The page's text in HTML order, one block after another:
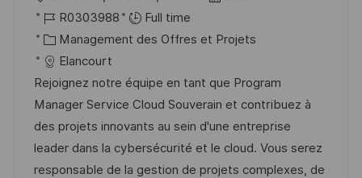
g
s
e
o
c
a
l
i
s
a
t
t
d
’
a
f
f
R
é
f
é
r
e
n
c
R0303988
Full time
C
a
t
é
g
o
r
Management des Offres et Projets
Elancourt
Rejoignez notre équipe en tant que Program
Manager Service Cloud Souverain et contribuez à
des projets innovants au sein d'une entreprise
leader dans la cybersécurité et le cloud. Vous serez
responsable de la gestion de projets complexes, de